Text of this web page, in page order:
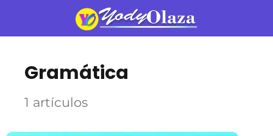
Gramática
1 artículos